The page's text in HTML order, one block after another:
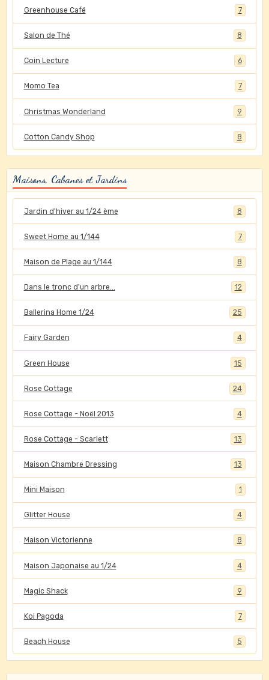
Greenhouse Café 7
Salon de Thé 8
Coin Lecture 6
Momo Tea 7
Christmas Wonderland 9
Cotton Candy Shop 8
Maisons, Cabanes et Jardins
Jardin d'hiver au 1/24 ème 8
Sweet Home au 1/144 7
Maison de Plage au 1/144 8
Dans le tronc d'un arbre... 12
Ballerina Home 1/24 25
Fairy Garden 4
Green House 15
Rose Cottage 24
Rose Cottage - Noël 2013 4
Rose Cottage - Scarlett 13
Maison Chambre Dressing 13
Mini Maison 1
Glitter House 4
Maison Victorienne 8
Maison Japonaise au 1/24 4
Magic Shack 9
Koi Pagoda 7
Beach House 5